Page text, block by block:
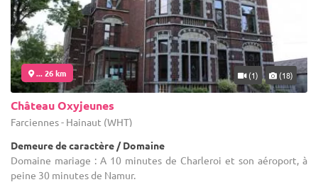
... 26 km (1) (18)
Château Oxyjeunes
Farciennes - Hainaut (WHT)
Demeure de caractère / Domaine
Domaine mariage : A 10 minutes de Charleroi et son aéroport, à
peine 30 minutes de Namur.